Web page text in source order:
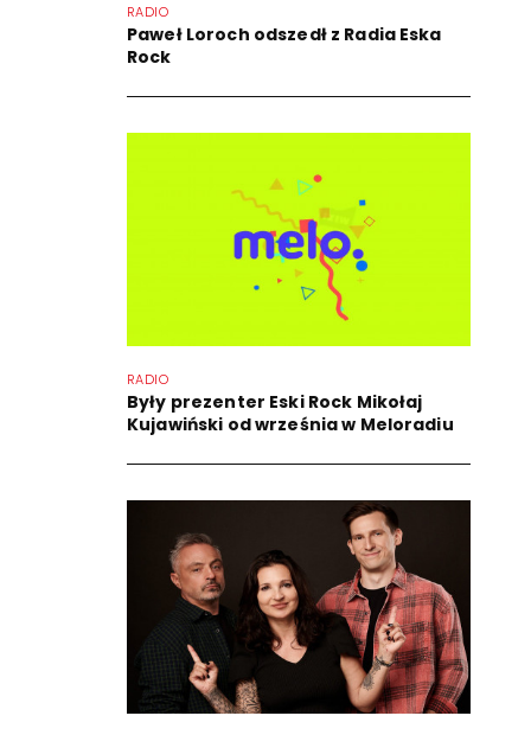
RADIO
Paweł Loroch odszedł z Radia Eska
Rock
RADIO
Były prezenter Eski Rock Mikołaj
Kujawiński od września w Meloradiu